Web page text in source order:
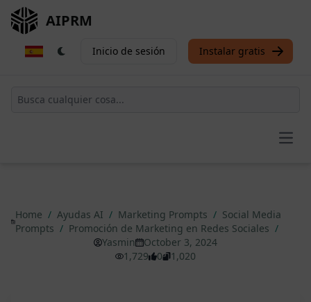
AIPRM
Inicio de sesión Instalar gratis
Home / Ayudas AI / Marketing Prompts / Social Media
Prompts / Promoción de Marketing en Redes Sociales /
Yasmin
October 3, 2024
1,729
0 1,020